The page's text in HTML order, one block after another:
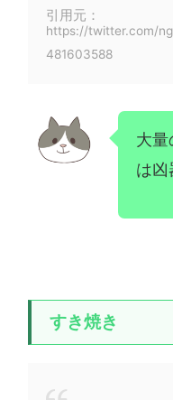
引用元：
https://twitter.com/
481603588
大量
は凶
すき焼き